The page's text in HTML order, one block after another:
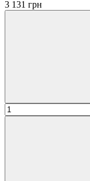
3 131 грн